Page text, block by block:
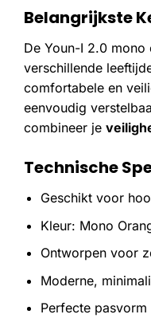
Belangrijkste
De Youn-I 2.0
verschillende
comfortabele en
eenvoudig
combineer je
Technische
Geschikt voor
Kleur: Mono
Ontworpen voor
Moderne,
Perfecte